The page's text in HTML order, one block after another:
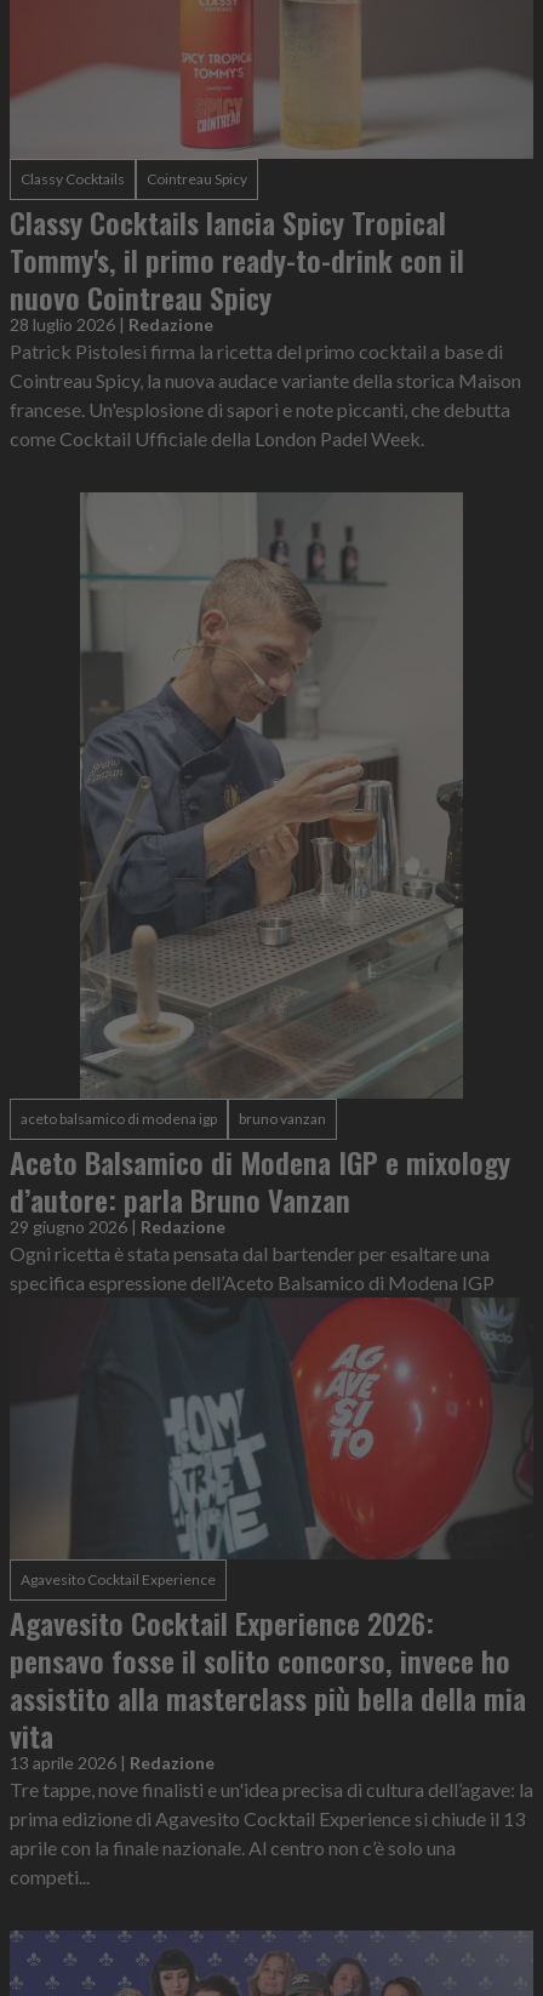
Classy Cocktails Cointreau Spicy
Classy Cocktails lancia Spicy Tropical
Tommy's, il primo ready-to-drink con il
nuovo Cointreau Spicy
28 luglio 2026 | Redazione
Patrick Pistolesi firma la ricetta del primo cocktail a base di
Cointreau Spicy, la nuova audace variante della storica Maison
francese. Un'esplosione di sapori e note piccanti, che debutta
come Cocktail Ufficiale della London Padel Week.
aceto balsamico di modena igp bruno vanzan
Aceto Balsamico di Modena IGP e mixology
d’autore: parla Bruno Vanzan
29 giugno 2026 | Redazione
Ogni ricetta è stata pensata dal bartender per esaltare una
specifica espressione dell’Aceto Balsamico di Modena IGP
Agavesito Cocktail Experience
Agavesito Cocktail Experience 2026:
pensavo fosse il solito concorso, invece ho
assistito alla masterclass più bella della mia
vita
13 aprile 2026 | Redazione
Tre tappe, nove finalisti e un'idea precisa di cultura dell’agave: la
prima edizione di Agavesito Cocktail Experience si chiude il 13
aprile con la finale nazionale. Al centro non c’è solo una
competi...